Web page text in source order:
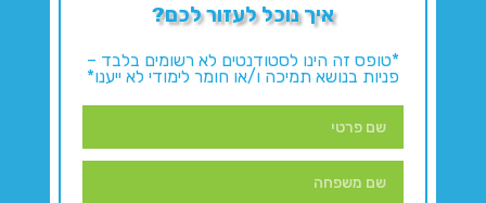
איך נוכל לעזור לכם?
*טופס זה הינו לסטודנטים לא רשומים בלבד –
פניות בנושא תמיכה ו/או חומר לימודי לא ייענו*